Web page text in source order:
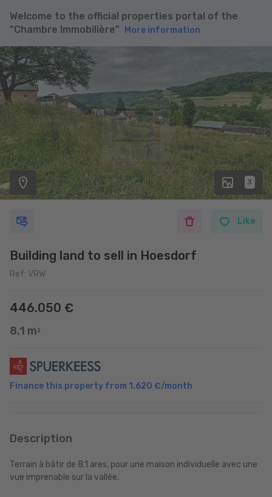
Welcome to the official properties portal of the
"Chambre Immobilière"
More information
3
Like
Building land to sell in Hoesdorf
Ref: VRW
446.050 €
8.1 m 2
Finance this property from 1.620 €/month
Description
Terrain à bâtir de 8.1 ares, pour une maison individuelle avec une
vue imprenable sur la vallée.